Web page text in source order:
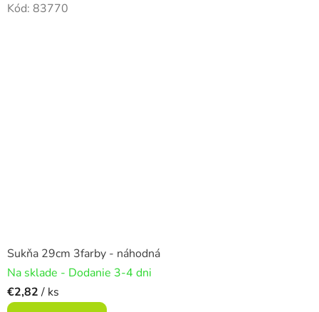
Kód: 83770
Sukňa 29cm 3farby - náhodná
Na sklade - Dodanie 3-4 dni
€2,82 / ks